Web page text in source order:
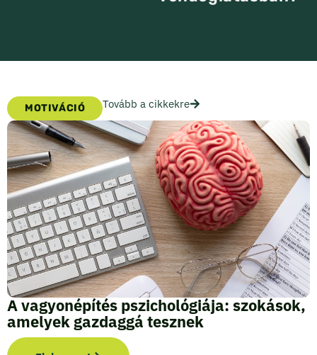
MOTIVÁCIÓ Tovább a cikkekre
A vagyonépítés pszichológiája: szokások,
amelyek gazdaggá tesznek